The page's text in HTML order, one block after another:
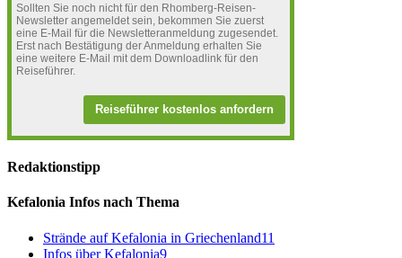
Sollten Sie noch nicht für den Rhomberg-Reisen-
Newsletter angemeldet sein, bekommen Sie zuerst
eine E-Mail für die Newsletteranmeldung zugesendet.
Erst nach Bestätigung der Anmeldung erhalten Sie
eine weitere E-Mail mit dem Downloadlink für den
Reiseführer.
Reiseführer kostenlos anfordern
Redaktionstipp
Kefalonia Infos nach Thema
Strände auf Kefalonia in Griechenland11
Infos über Kefalonia9